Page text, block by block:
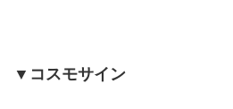
▼コスモサイン